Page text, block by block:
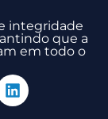
integridade
que a
em todo o